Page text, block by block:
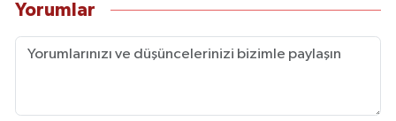
Yorumlar